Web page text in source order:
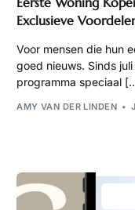
Exclusieve
Voor mensen die hun
goed nieuws. Sinds
programma speciaal
AMY VAN DER LINDEN